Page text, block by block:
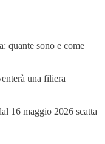
quante sono e come
una filiera
16 maggio 2026 scatta